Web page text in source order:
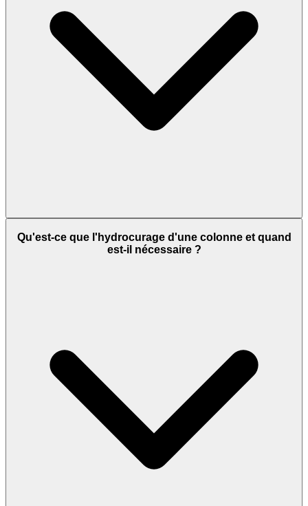
Qu'est-ce que l'hydrocurage d'une colonne et quand
est-il nécessaire ?